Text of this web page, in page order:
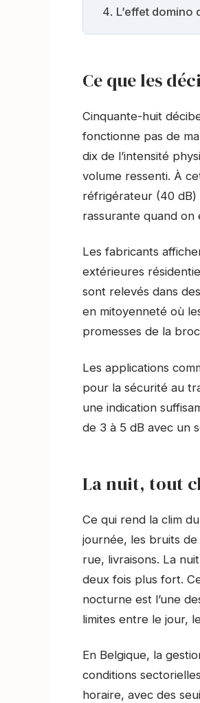
L’effet domino
Ce que les
Cinquante-huit
fonctionne pas de
dix de l’intensité
volume ressenti. À
réfrigérateur (40 dB)
rassurante quand on
Les fabricants
extérieures
sont relevés dans
en mitoyenneté où
promesses de la
Les applications
pour la sécurité au
une indication
de 3 à 5 dB avec un
La nuit, tout
Ce qui rend la clim
journée, les bruits
rue, livraisons. La
deux fois plus fort.
nocturne est l’une
limites entre le jour,
En Belgique, la
conditions
horaire, avec des